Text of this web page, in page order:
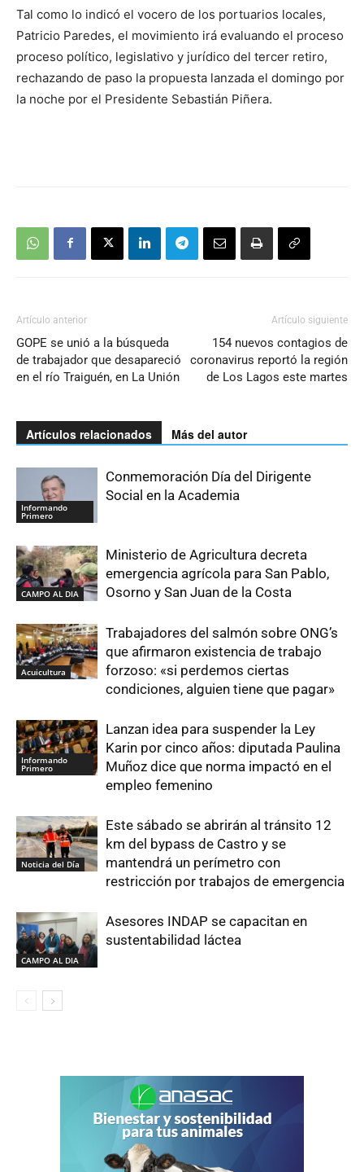
Tal como lo indicó el vocero de los portuarios locales,
Patricio Paredes, el movimiento irá evaluando el proceso
proceso político, legislativo y jurídico del tercer retiro,
rechazando de paso la propuesta lanzada el domingo por
la noche por el Presidente Sebastián Piñera.
Artículo anterior
GOPE se unió a la búsqueda
de trabajador que desapareció
en el río Traiguén, en La Unión
Artículo siguiente
154 nuevos contagios de
coronavirus reportó la región
de Los Lagos este martes
Artículos relacionados Más del autor
Informando
Primero
Conmemoración Día del Dirigente
Social en la Academia
CAMPO AL DIA
Ministerio de Agricultura decreta
emergencia agrícola para San Pablo,
Osorno y San Juan de la Costa
Acuicultura
Trabajadores del salmón sobre ONG’s
que afirmaron existencia de trabajo
forzoso: «si perdemos ciertas
condiciones, alguien tiene que pagar»
Informando
Primero
Lanzan idea para suspender la Ley
Karin por cinco años: diputada Paulina
Muñoz dice que norma impactó en el
empleo femenino
Noticia del Día
Este sábado se abrirán al tránsito 12
km del bypass de Castro y se
mantendrá un perímetro con
restricción por trabajos de emergencia
CAMPO AL DIA
Asesores INDAP se capacitan en
sustentabilidad láctea